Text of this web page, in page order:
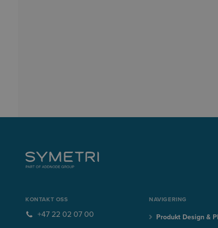
KONTAKT OSS
+47 22 02 07 00
NAVIGERING
Produkt Design &